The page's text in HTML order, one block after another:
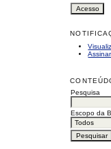
Assinar
Pesquisa
Escopo da